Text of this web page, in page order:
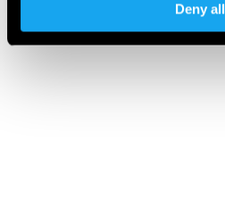
Deny all